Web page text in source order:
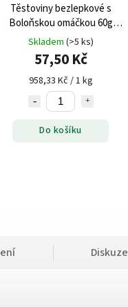
Těstoviny bezlepkové s
Boloňskou omáčkou 60g
J.K.Food
Skladem (>5 ks)
57,50 Kč
958,33 Kč / 1 kg
Do košíku
Diskuze